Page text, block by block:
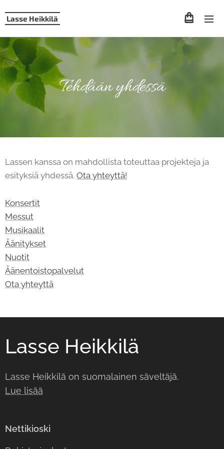
Lasse Heikkilä
Tehdään yhdessä
Lassen kanssa on mahdollista toteuttaa projekteja ja
esityksiä yhdessä. Ota yhteyttä!
Konsertit
Messut
Musikaalit
Äänitykset
Nuotit
Äänentoistopalvelut
Ota yhteyttä
Lasse Heikkilä
Lasse Heikkilä on suomalainen säveltäjä.
Lue lisää
Nettikioski